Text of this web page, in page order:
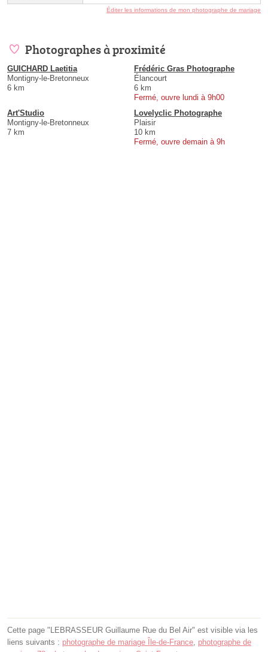
Éditer les informations de mon photographe de mariage
Photographes à proximité
GUICHARD Laetitia
Montigny-le-Bretonneux
6 km
Frédéric Gras Photographe
Élancourt
6 km
Fermé, ouvre lundi à 9h00
Art'Studio
Montigny-le-Bretonneux
7 km
Lovelyclic Photographe
Plaisir
10 km
Fermé, ouvre demain à 9h
Cette page "LEBRASSEUR Guillaume Rue du Bel Air" est visible via les
liens suivants : photographe de mariage Île-de-France, photographe de